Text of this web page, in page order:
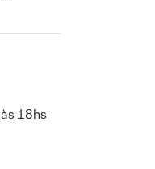
18hs